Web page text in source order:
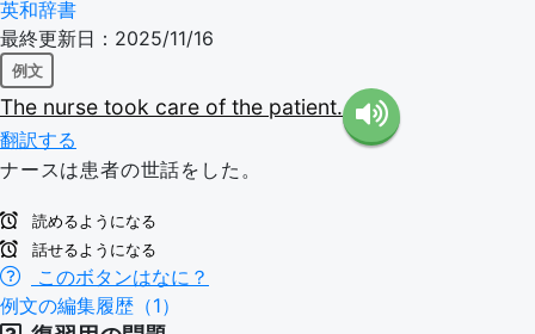
英和辞書
最終更新日：2025/11/16
例文
The nurse took care of the patient.
翻訳する
ナースは患者の世話をした。
読めるようになる
話せるようになる
このボタンはなに？
例文の編集履歴（1）